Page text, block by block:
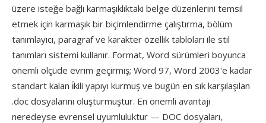
üzere isteğe bağlı karmaşıklıktaki belge düzenlerini temsil
etmek için karmaşık bir biçimlendirme çalıştırma, bölüm
tanımlayıcı, paragraf ve karakter özellik tabloları ile stil
tanımları sistemi kullanır. Format, Word sürümleri boyunca
önemli ölçüde evrim geçirmiş; Word 97, Word 2003'e kadar
standart kalan i̇kili yapıyı kurmuş ve bugün en sık karşılaşılan
.doc dosyalarını oluşturmuştur. En önemli avantajı
neredeyse evrensel uyumluluktur — DOC dosyaları,